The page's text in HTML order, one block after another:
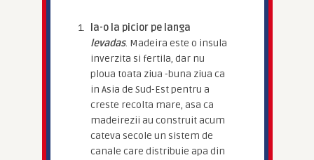
Ia-o la picior pe langa
levadas. Madeira este o insula
inverzita si fertila, dar nu
ploua toata ziua -buna ziua ca
in Asia de Sud-Est pentru a
creste recolta mare, asa ca
madeirezii au construit acum
cateva secole un sistem de
canale care distribuie apa din